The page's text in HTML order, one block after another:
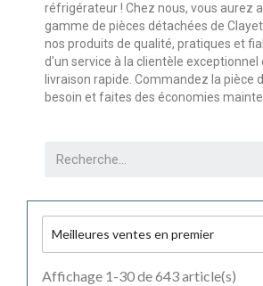
réfrigérateur ! Chez nous, vous aurez
gamme de pièces détachées de
nos produits de qualité, pratiques et
d'un service à la clientèle exceptionnel
livraison rapide. Commandez la pièce
besoin et faites des économies
Meilleures ventes en premier
Affichage 1-30 de 643 article(s)